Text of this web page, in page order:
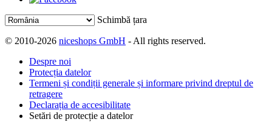
Schimbă țara
© 2010-2026 niceshops GmbH - All rights reserved.
Despre noi
Protecția datelor
Termeni și condiții generale și informare privind dreptul de
retragere
Declarația de accesibilitate
Setări de protecție a datelor